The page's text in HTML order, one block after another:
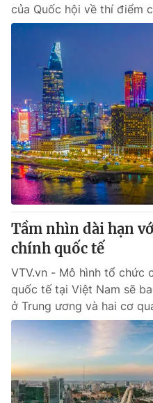
Video
VTV Money
VTV Sức khoẻ
Thị trường 24h
VTV4
VTV9
Liên hệ tòa soạn
THỜI BÁO VTV
Theo dõi báo trên
của Quốc hội về thí điểm
Tầm nhìn dài hạn
chính quốc tế
VTV.vn - Mô hình tổ chức
quốc tế tại Việt Nam sẽ
ở Trung ương và hai cơ